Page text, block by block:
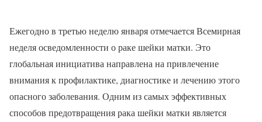
Ежегодно в третью неделю января отмечается Всемирная
неделя осведомленности о раке шейки матки. Это
глобальная инициатива направлена на привлечение
внимания к профилактике, диагностике и лечению этого
опасного заболевания. Одним из самых эффективных
способов предотвращения рака шейки матки является